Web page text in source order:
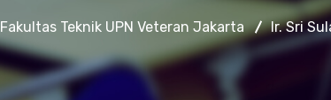
Fakultas Teknik UPN Veteran Jakarta Ir. Sri